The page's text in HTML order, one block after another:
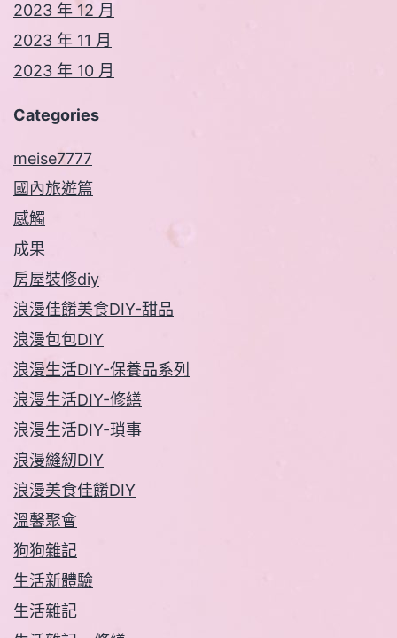
2023 年 12 月
2023 年 11 月
2023 年 10 月
Categories
meise7777
國內旅遊篇
感觸
成果
房屋裝修diy
浪漫佳餚美食DIY-甜品
浪漫包包DIY
浪漫生活DIY-保養品系列
浪漫生活DIY-修繕
浪漫生活DIY-瑣事
浪漫縫紉DIY
浪漫美食佳餚DIY
溫馨聚會
狗狗雜記
生活新體驗
生活雜記